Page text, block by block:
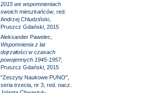
2015 we wspomnieniach
swoich mieszkańców, red.
Andrzej Chludziński,
Pruszcz Gdański, 2015
Aleksander Pawelec,
Wspomnienia z lat
dojrzałości w czasach
powojennych 1945-1957,
Pruszcz Gdański, 2015
"Zeszyty Naukowe PUNO",
seria trzecia, nr 3, red. nacz.